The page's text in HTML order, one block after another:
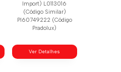
Import) L0113016
(Código Similar)
Pl60749222 (Código
Pradolux)
Ver Detalhes